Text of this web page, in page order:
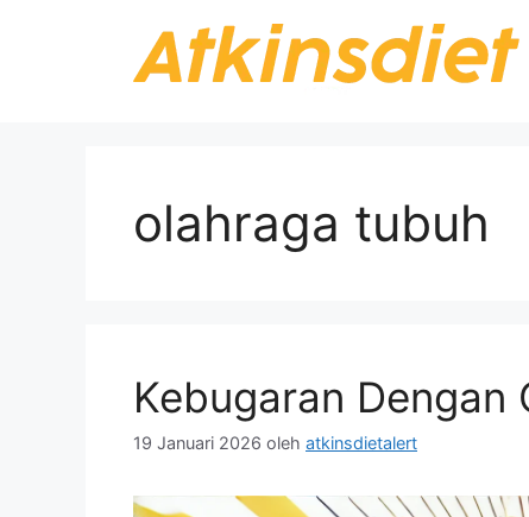
olahraga tubuh
Kebugaran Dengan
19 Januari 2026 oleh atkinsdietalert